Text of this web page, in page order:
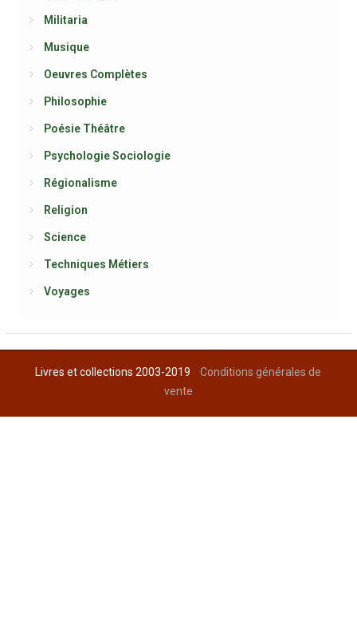
Militaria
Musique
Oeuvres Complètes
Philosophie
Poésie Théâtre
Psychologie Sociologie
Régionalisme
Religion
Science
Techniques Métiers
Voyages
Livres et collections 2003-2019Conditions générales de
vente